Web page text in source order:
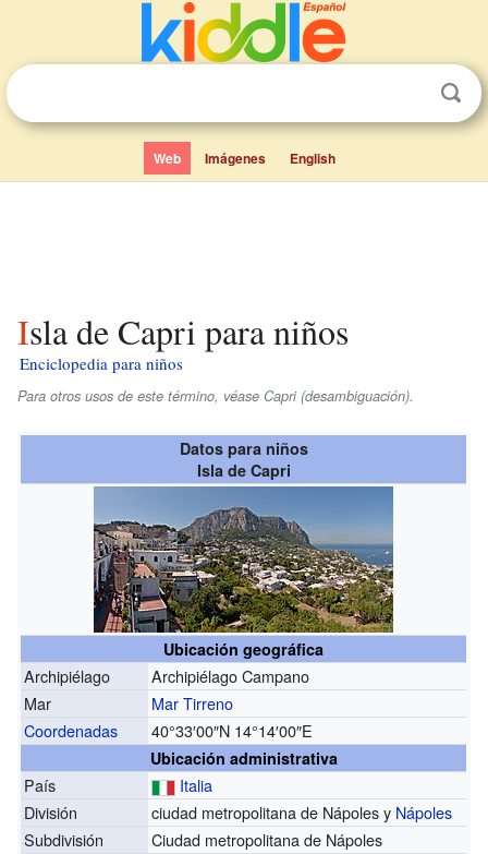
Web Imágenes English
Isla de Capri para niños
Enciclopedia para niños
Para otros usos de este término, véase Capri (desambiguación).
Datos para niños
Isla de Capri
Ubicación geográfica
Archipiélago
Archipiélago Campano
Mar
Mar Tirreno
Coordenadas
40°33′00″N 14°14′00″E
Ubicación administrativa
País
Italia
División
ciudad metropolitana de Nápoles y Nápoles
Subdivisión
Ciudad metropolitana de Nápoles